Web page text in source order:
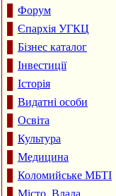
Форум
Єпархія УГКЦ
Бізнес каталог
Інвестиції
Історія
Видатні особи
Освіта
Культура
Медицина
Коломийське МБТІ
Місто. Влада